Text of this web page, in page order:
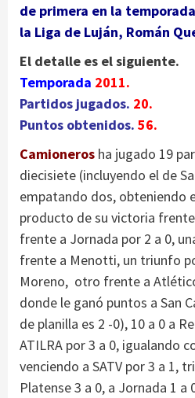
de primera en la temporada
la Liga de Luján, Román
El detalle es el siguiente.
Temporada 2011.
Partidos jugados. 20.
Puntos obtenidos. 56.
Camioneros ha jugado 19
diecisiete (incluyendo el de
empatando dos, obteniendo
producto de su victoria
frente a Jornada por 2 a 0,
frente a Menotti, un triunfo
Moreno, otro frente a
donde le ganó puntos a San
de planilla es 2 -0), 10 a 0 a
ATILRA por 3 a 0, igualando
venciendo a SATV por 3 a 1,
Platense 3 a 0, a Jornada 1 a